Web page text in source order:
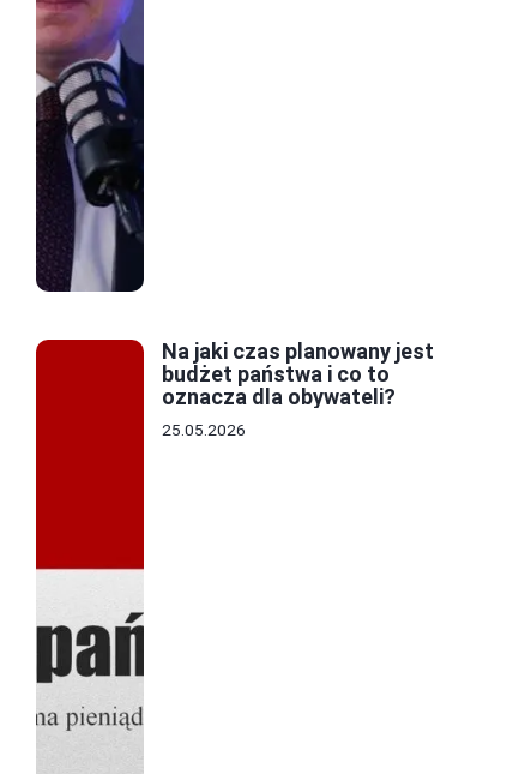
Na jaki czas planowany jest
budżet państwa i co to
oznacza dla obywateli?
25.05.2026